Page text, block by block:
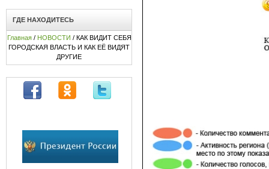
ГДЕ НАХОДИТЕСЬ
Главная/ НОВОСТИ / КАК ВИДИТ СЕБЯ
ГОРОДСКАЯ ВЛАСТЬ И КАК ЕЁ ВИДЯТ
ДРУГИЕ